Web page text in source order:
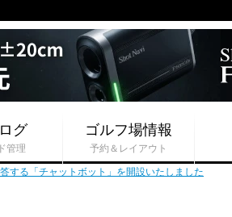
グ
管理
ゴルフ場情報
予約＆レイアウト
する「チャットボット」を開設いたしました